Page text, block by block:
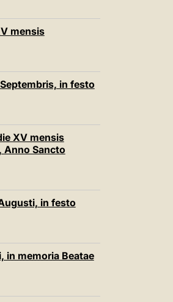
mensis
in festo
XV mensis
Anno Sancto
in festo
in memoria Beatae